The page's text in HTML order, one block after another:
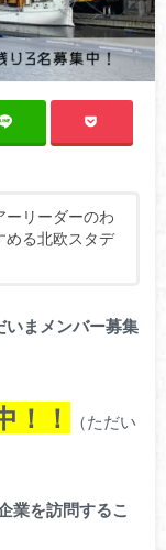
ーリーダーのわ
める北欧スタデ
いまメンバー募集
！！
（ただい
業を訪問するこ